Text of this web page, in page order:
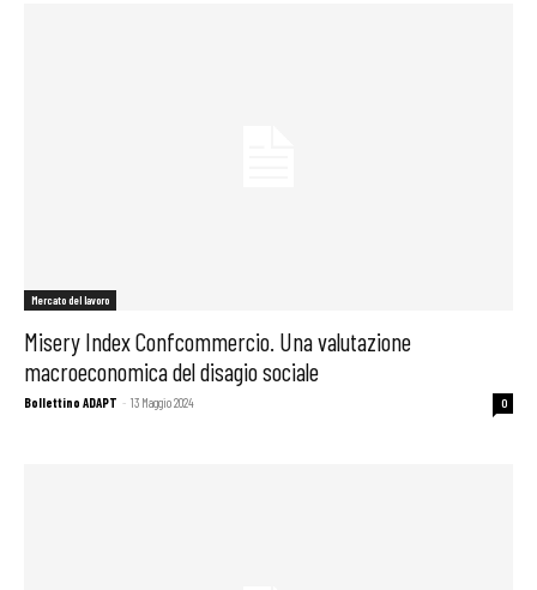
Mercato del lavoro
Misery Index Confcommercio. Una valutazione
macroeconomica del disagio sociale
Bollettino ADAPT - 13 Maggio 2024 0